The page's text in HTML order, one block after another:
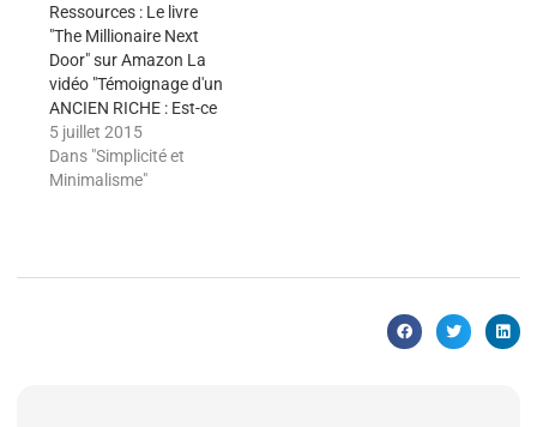
Ressources : Le livre
"The Millionaire Next
Door" sur Amazon La
vidéo "Témoignage d'un
ANCIEN RICHE : Est-ce
que l'argent FAIT LE
BONHEUR ?" Cliquez ici
sur le bouton "Youtube"
gratuitement quand une
5 juillet 2015
Dans "Simplicité et
Minimalisme"